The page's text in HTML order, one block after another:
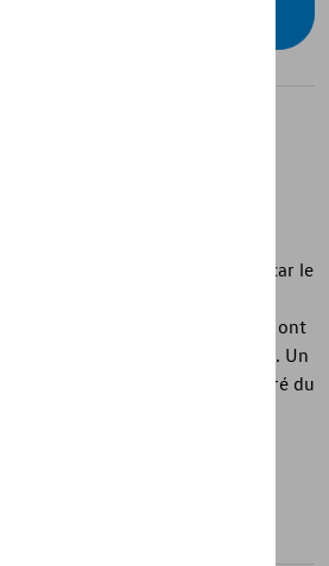
innovants Optimat, votre
contre l'humidité et la saleté, car le
en toute sécurité la saleté et
sol textiles parfaitement ajustés ont
les tapis de sol en caoutchouc. Un
est le lettrage Scirocco intégré du